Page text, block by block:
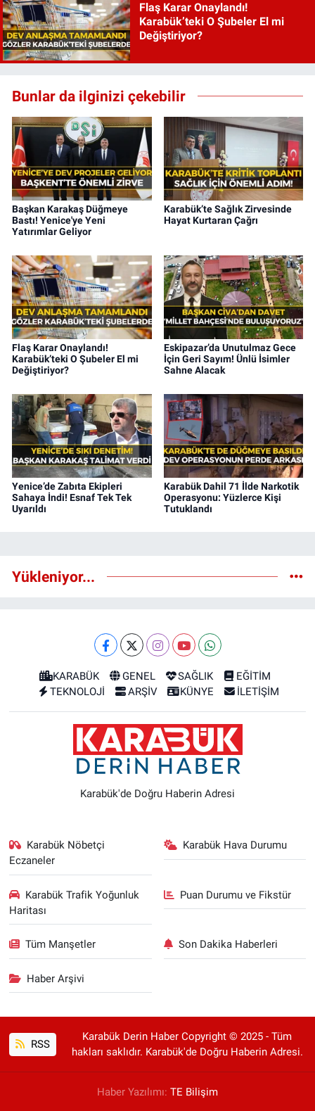
Flaş Karar Onaylandı!
Karabük’teki O Şubeler El mi
Değiştiriyor?
Bunlar da ilginizi çekebilir
Başkan Karakaş Düğmeye
Bastı! Yenice'ye Yeni
Yatırımlar Geliyor
Karabük’te Sağlık Zirvesinde
Hayat Kurtaran Çağrı
Flaş Karar Onaylandı!
Karabük’teki O Şubeler El mi
Değiştiriyor?
Eskipazar’da Unutulmaz Gece
İçin Geri Sayım! Ünlü İsimler
Sahne Alacak
Yenice’de Zabıta Ekipleri
Sahaya İndi! Esnaf Tek Tek
Uyarıldı
Karabük Dahil 71 İlde Narkotik
Operasyonu: Yüzlerce Kişi
Tutuklandı
Yükleniyor...
KARABÜK GENEL SAĞLIK
EĞİTİM
TEKNOLOJİ
ARŞİV KÜNYE İLETİŞİM
Karabük'de Doğru Haberin Adresi
Karabük Nöbetçi
Eczaneler
Karabük Hava Durumu
Karabük Trafik Yoğunluk
Haritası
Puan Durumu ve Fikstür
Tüm Manşetler Son Dakika Haberleri
Haber Arşivi
RSS
Karabük Derin Haber Copyright © 2025 - Tüm
hakları saklıdır. Karabük'de Doğru Haberin Adresi.
Haber Yazılımı: TE Bilişim